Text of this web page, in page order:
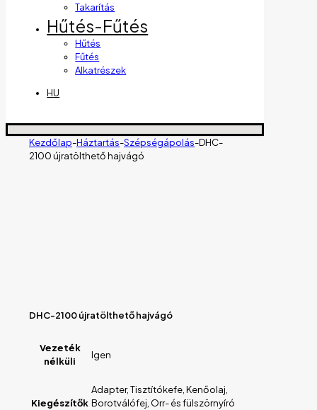
Takarítás
Hűtés-Fűtés
Hűtés
Fűtés
Alkatrészek
HU
Kezdőlap-Háztartás-Szépségápolás-DHC-
2100 újratölthető hajvágó
DHC-2100 újratölthető hajvágó
Vezeték
nélküli
Igen
Kiegészítők
Adapter, Tisztítókefe, Kenőolaj,
Borotválófej, Orr- és fülszörnyíró